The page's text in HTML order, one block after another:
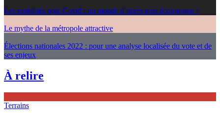
Les mobilités post-Covid : un monde d’après plus écologique ?
Le mythe de la métropole attractive
Élections nationales 2022 : pour une analyse localisée du vote et de
ses enjeux
À relire
Terrains